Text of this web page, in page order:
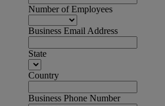
Number of Employees
Business Email Address
State
Country
Business Phone Number